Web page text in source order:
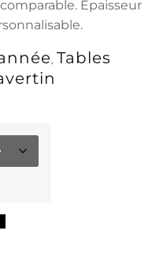
Épaisseur
, Tables